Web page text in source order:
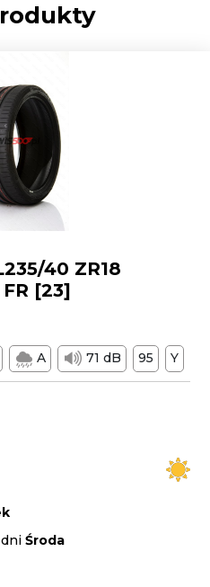
40 ZR18
FR [23]
A 71 dB 95 Y
dniŚroda